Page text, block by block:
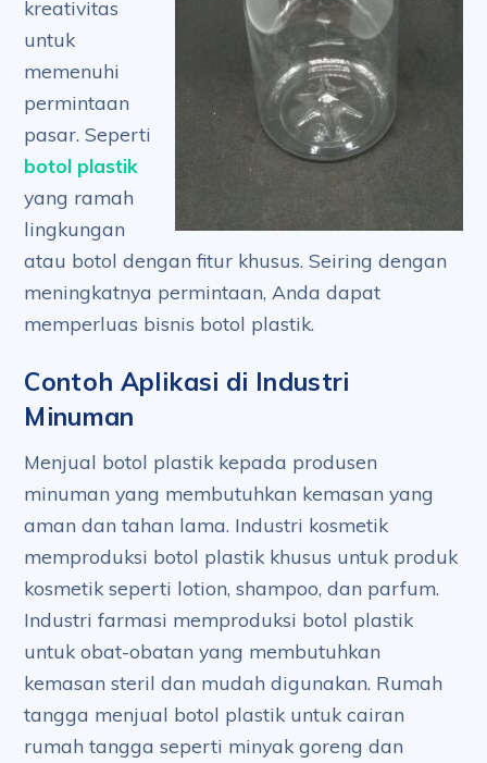
kreativitas
untuk
memenuhi
permintaan
pasar. Seperti
botol plastik
yang ramah
lingkungan
atau botol dengan fitur khusus. Seiring dengan
meningkatnya permintaan, Anda dapat
memperluas bisnis botol plastik.
Contoh Aplikasi di Industri
Minuman
Menjual botol plastik kepada produsen
minuman yang membutuhkan kemasan yang
aman dan tahan lama. Industri kosmetik
memproduksi botol plastik khusus untuk produk
kosmetik seperti lotion, shampoo, dan parfum.
Industri farmasi memproduksi botol plastik
untuk obat-obatan yang membutuhkan
kemasan steril dan mudah digunakan. Rumah
tangga menjual botol plastik untuk cairan
rumah tangga seperti minyak goreng dan